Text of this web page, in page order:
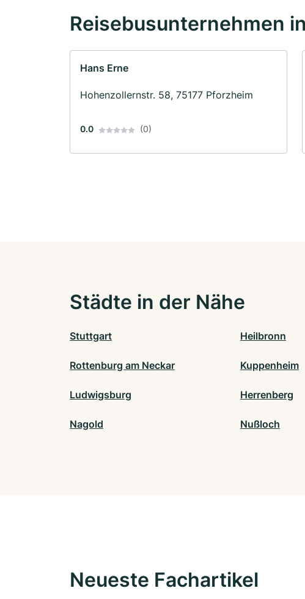
Reisebusunternehmen
Hans Erne
Hohenzollernstr. 58, 75177 Pforzheim
0.0 (0)
Städte in der Nähe
Stuttgart Heilbronn
Rottenburg am Neckar Kuppenheim
Ludwigsburg Herrenberg
Nagold Nußloch
Neueste Fachartikel